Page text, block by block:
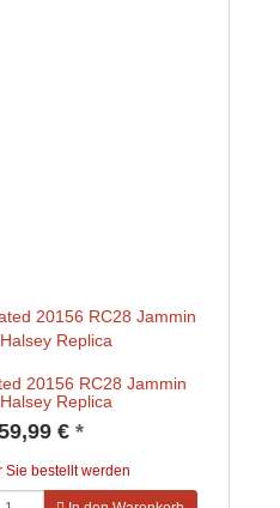
20156 RC28 Jammin
Replica
€ *
Sie bestellt werden